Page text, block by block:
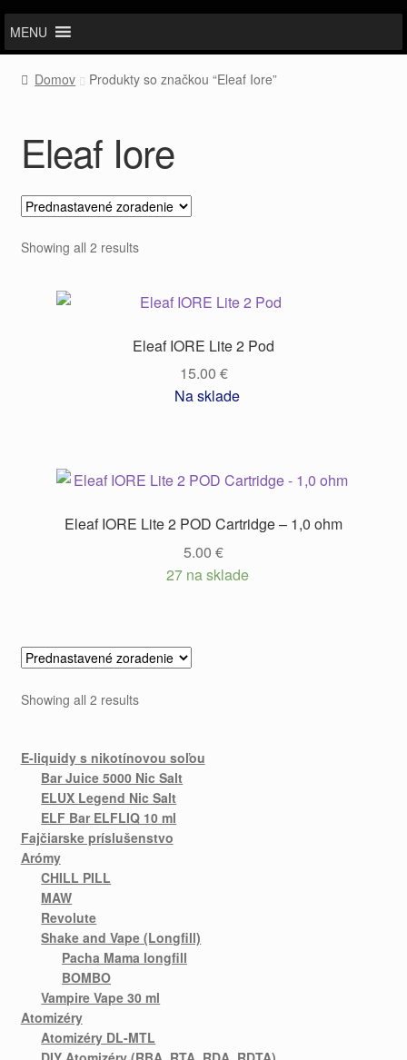
MENU
Domov Produkty so značkou “Eleaf Iore”
Eleaf Iore
Showing all 2 results
Eleaf IORE Lite 2 Pod
15.00 €
Na sklade
Eleaf IORE Lite 2 POD Cartridge – 1,0 ohm
5.00 €
27 na sklade
Showing all 2 results
E-liquidy s nikotínovou soľou
Bar Juice 5000 Nic Salt
ELUX Legend Nic Salt
ELF Bar ELFLIQ 10 ml
Fajčiarske príslušenstvo
Arómy
CHILL PILL
MAW
Revolute
Shake and Vape (Longfill)
Pacha Mama longfill
BOMBO
Vampire Vape 30 ml
Atomizéry
Atomizéry DL-MTL